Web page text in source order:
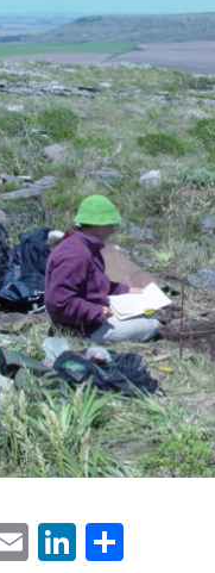
EmailLinkedIn